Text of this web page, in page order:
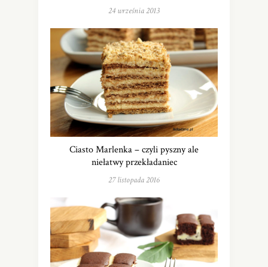
24 września 2013
Ciasto Marlenka – czyli pyszny ale
niełatwy przekładaniec
27 listopada 2016